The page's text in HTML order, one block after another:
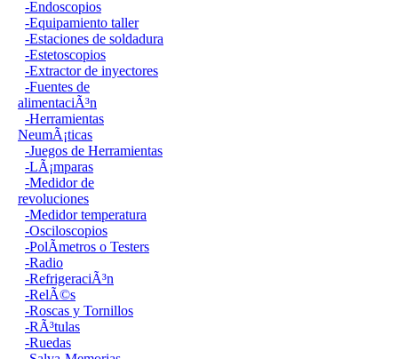
-Endoscopios
-Equipamiento taller
-Estaciones de soldadura
-Estetoscopios
-Extractor de inyectores
-Fuentes de
alimentaciÃ³n
-Herramientas
NeumÃ¡ticas
-Juegos de Herramientas
-LÃ¡mparas
-Medidor de
revoluciones
-Medidor temperatura
-Osciloscopios
-PolÃ­metros o Testers
-Radio
-RefrigeraciÃ³n
-RelÃ©s
-Roscas y Tornillos
-RÃ³tulas
-Ruedas